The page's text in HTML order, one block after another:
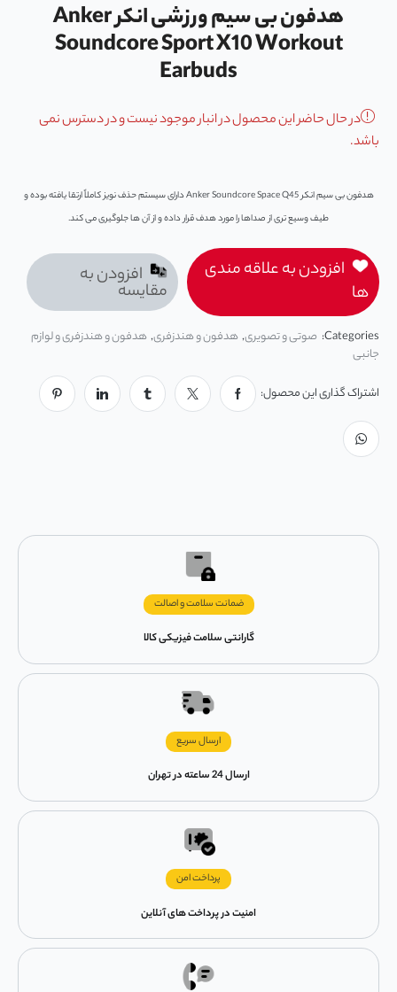
هدفون بی سیم ورزشی انکر Anker
Soundcore Sport X10 Workout
Earbuds
در حال حاضر این محصول در انبار موجود نیست و در دسترس نمی
باشد.
هدفون بی سیم انکر Anker Soundcore Space Q45 دارای سیستم حذف نویز کاملاً ارتقا یافته بوده و
طیف وسیع تری از صداها را مورد هدف قرار داده و از آن ‌ها جلوگیری می کند.
افزودن به علاقه مندی
ها
افزودن به
مقایسه
Categories: صوتی و تصویری,هدفون و هندزفری,هدفون و هندزفری و لوازم
جانبی
اشتراک گذاری این محصول:
ضمانت سلامت و اصالت
گارانتی سلامت فیزیکی کالا
ارسال سریع
ارسال 24 ساعته در تهران
پرداخت امن
امنیت در پرداخت های آنلاین